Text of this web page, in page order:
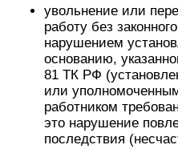
увольнение или
работу без
нарушением
основанию,
81 ТК РФ
или
работником
это нарушение
последствия